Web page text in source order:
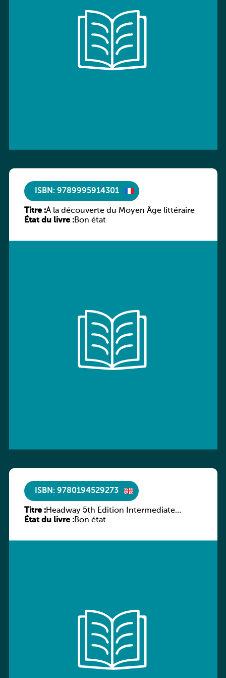
ISBN: 9789995914301
Titre :À la découverte du Moyen Âge littéraire
État du livre :Bon état
ISBN: 9780194529273
Titre :Headway 5th Edition Intermediate
Culture and Literature Companion
État du livre :Bon état